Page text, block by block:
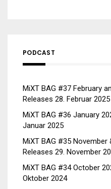
PODCAST
MiXT BAG #37 February
Releases 28. Februar 2025
MiXT BAG #36 January
Januar 2025
MiXT BAG #35 November
Releases 29. November
MiXT BAG #34 October
Oktober 2024